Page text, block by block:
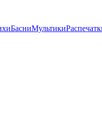
БасниМультики